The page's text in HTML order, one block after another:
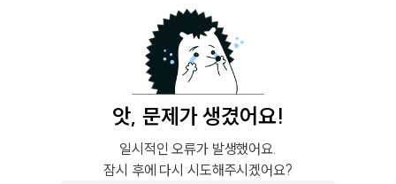
앗, 문제가 생겼어요!
일시적인 오류가 발생했어요.
잠시 후에 다시 시도해주시겠어요?